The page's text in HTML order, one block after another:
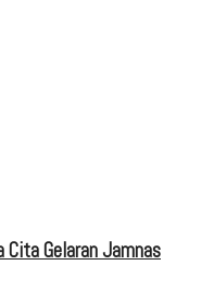
Cita Gelaran Jamnas